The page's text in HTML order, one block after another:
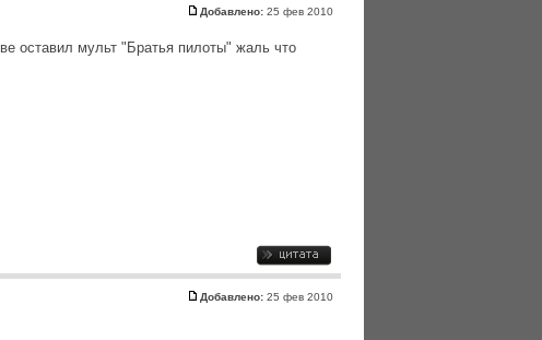
Добавлено: 25 фев 2010
оставил мульт "Братья пилоты" жаль что
Добавлено: 25 фев 2010